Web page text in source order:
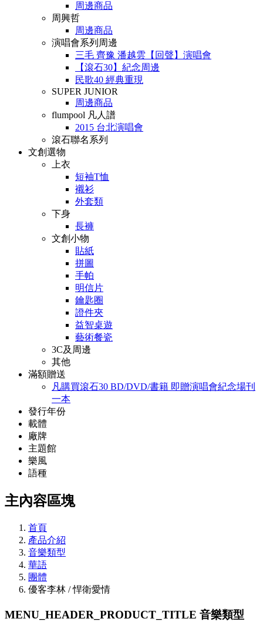
周邊商品
周興哲
周邊商品
演唱會系列周邊
三毛 齊豫 潘越雲【回聲】演唱會
【滾石30】紀念周邊
民歌40 經典重現
SUPER JUNIOR
周邊商品
flumpool 凡人譜
2015 台北演唱會
滾石聯名系列
文創選物
上衣
短袖T恤
襯衫
外套類
下身
長褲
文創小物
貼紙
拼圖
手帕
明信片
鑰匙圈
證件夾
益智桌遊
藝術餐瓷
3C及周邊
其他
滿額贈送
凡購買滾石30 BD/DVD/書籍 即贈演唱會紀念場刊
一本
發行年份
載體
廠牌
主題館
樂風
語種
主內容區塊
首頁
產品介紹
音樂類型
華語
團體
優客李林 / 悍衛愛情
MENU_HEADER_PRODUCT_TITLE 音樂類型